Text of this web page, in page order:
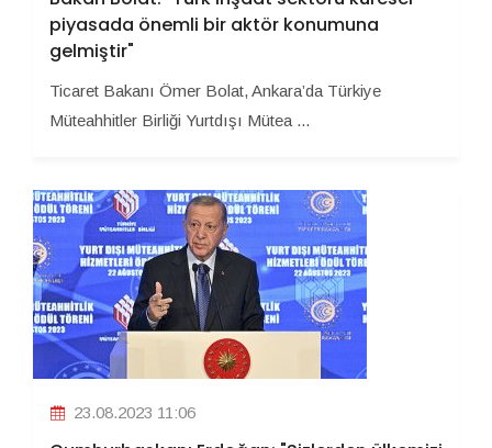
piyasada önemli bir aktör konumuna
gelmiştir"
Ticaret Bakanı Ömer Bolat, Ankara’da Türkiye
Müteahhitler Birliği Yurtdışı Mütea ...
23.08.2023 11:06